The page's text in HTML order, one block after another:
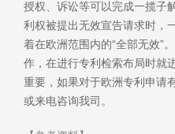
授权、诉讼等可以完成一揽子
利权被提出无效宣告请求时，
着在欧洲范围内的“全部无效”
作，在进行专利检索布局时就
重要，如果对于欧洲专利申请
或来电咨询我司。